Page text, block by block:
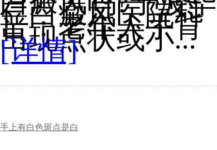
仁白癜风医院科
普：老年人手背
出现点状或小...
[详情]
手上有白色斑点是白